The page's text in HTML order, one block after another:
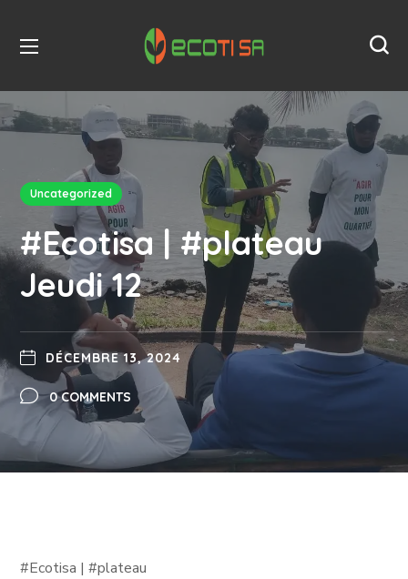
Uncategorized
#Ecotisa | #plateau
Jeudi 12
DÉCEMBRE 13, 2024
0 COMMENTS
#Ecotisa | #plateau